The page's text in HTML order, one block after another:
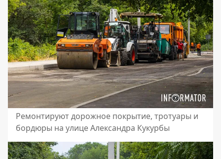
Ремонтируют дорожное покрытие, тротуары и
бордюры на улице Александра Кукурбы